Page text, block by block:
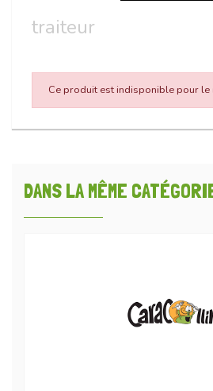
traiteur
Ce produit est indisponible pour le
DANS LA MÊME